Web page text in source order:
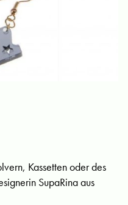
Kassetten oder des
SupaRina aus